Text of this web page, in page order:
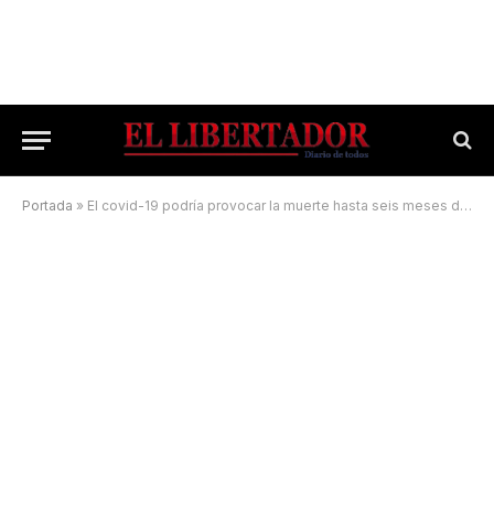
Portada » El covid-19 podría provocar la muerte hasta seis meses después del contagio